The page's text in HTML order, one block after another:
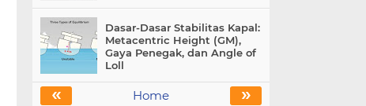
Dasar-Dasar Stabilitas Kapal:
Metacentric Height (GM),
Gaya Penegak, dan Angle of
Loll
« »
Home